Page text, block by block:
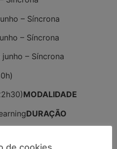
– Síncrona
– Síncrona
junho – Síncrona
MODALIDADE
DURAÇÃO